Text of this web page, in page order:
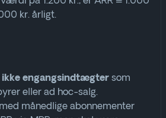
kr. årligt.
ikke engangsindtægter som
eller ad hoc-salg.
månedlige abonnementer